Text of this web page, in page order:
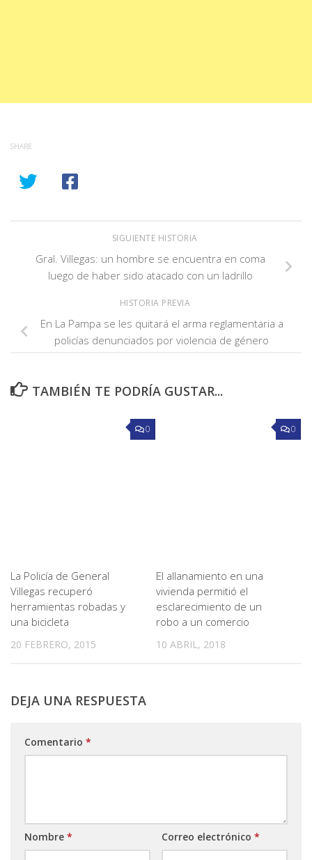
SHARE
SIGUIENTE HISTORIA
Gral. Villegas: un hombre se encuentra en coma
luego de haber sido atacado con un ladrillo
HISTORIA PREVIA
En La Pampa se les quitará el arma reglamentaria a
policías denunciados por violencia de género
TAMBIÉN TE PODRÍA GUSTAR...
0
La Policía de General
Villegas recuperó
herramientas robadas y
una bicicleta
20 FEBRERO, 2015
0
El allanamiento en una
vivienda permitió el
esclarecimiento de un
robo a un comercio
10 ABRIL, 2018
DEJA UNA RESPUESTA
Comentario *
Nombre * Correo electrónico *